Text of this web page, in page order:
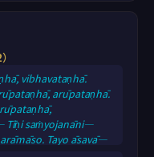
vibhavataṇhā.
arūpataṇhā.
Tīṇi saṁyojanāni—
Tayo āsavā—